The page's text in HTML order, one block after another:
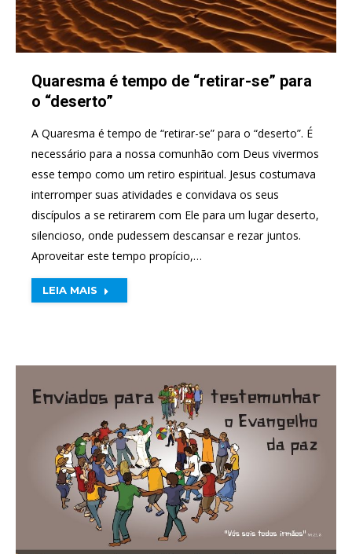
Quaresma é tempo de “retirar-se” para
o “deserto”​
A Quaresma é tempo de “retirar-se” para o “deserto”. É
necessário para a nossa comunhão com Deus vivermos
esse tempo como um retiro espiritual. Jesus costumava
interromper suas atividades e convidava os seus
discípulos a se retirarem com Ele para um lugar deserto,
silencioso, onde pudessem descansar e rezar juntos. ​
Aproveitar este tempo propício,…
LEIA MAIS